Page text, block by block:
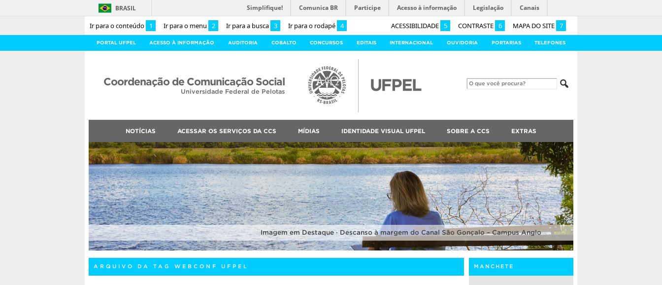
Ir para o conteúdo 1 Ir para o menu 2 Ir para a busca 3 Ir para o rodapé 4 ACESSIBILIDADE 5 CONTRASTE 6 MAPA DO SITE 7
BRASIL Simplifique! Comunica BR Participe Acesso à informação Legislação Canais
PORTAL UFPEL ACESSO À INFORMAÇÃO AUDITORIA COBALTO CONCURSOS EDITAIS INTERNACIONAL OUVIDORIA PORTARIAS TELEFONES
Coordenação de Comunicação Social
Universidade Federal de Pelotas
NOTÍCIAS ACESSAR OS SERVIÇOS DA CCS MÍDIAS IDENTIDADE VISUAL UFPEL SOBRE A CCS EXTRAS
Imagem em Destaque · Descanso à margem do Canal São Gonçalo – Campus Anglo
ARQUIVO DA TAG WEBCONF UFPEL MANCHETE